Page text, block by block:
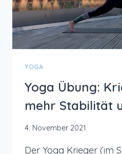
YOGA
Yoga Übung:
mehr Stabilität
4. November 2021
Der Yoga Krieger (im